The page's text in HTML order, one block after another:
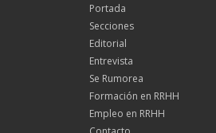
Portada
Secciones
Editorial
Entrevista
Se Rumorea
Formación en RRHH
Empleo en RRHH